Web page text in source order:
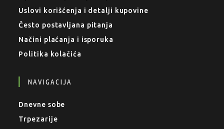
Uslovi korišćenja i detalji kupovine
Često postavljana pitanja
Načini plaćanja i isporuka
Politika kolačića
NAVIGACIJA
Dnevne sobe
Trpezarije